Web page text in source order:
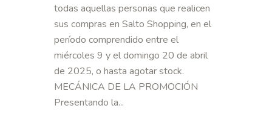
todas aquellas personas que realicen
sus compras en Salto Shopping, en el
período comprendido entre el
miércoles 9 y el domingo 20 de abril
de 2025, o hasta agotar stock.
MECÁNICA DE LA PROMOCIÓN
Presentando la...